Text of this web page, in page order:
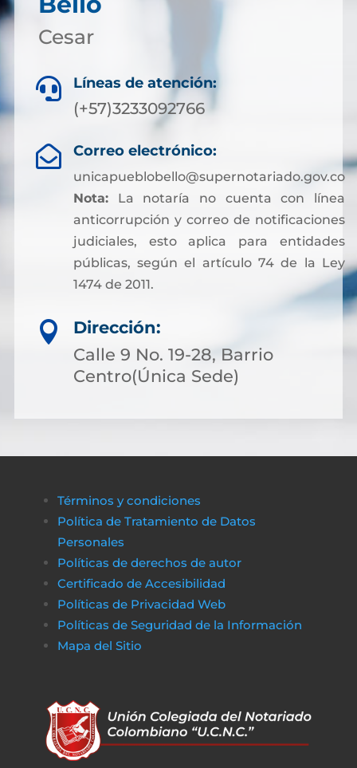
Cesar
 Líneas de atención:
(+57)3233092766
 Correo electrónico:
unicapueblobello@supernotariado.gov.co
Nota:La notaría no cuenta con línea
anticorrupción y correo de notificaciones
judiciales, esto aplica para entidades
públicas, según el artículo 74 de la Ley
1474 de 2011.

Dirección:
Calle 9 No. 19-28, Barrio
Centro(Única Sede)
Términos y condiciones
Política de Tratamiento de Datos
Personales
Políticas de derechos de autor
Certificado de Accesibilidad
Políticas de Privacidad Web
Políticas de Seguridad de la Información
Mapa del Sitio